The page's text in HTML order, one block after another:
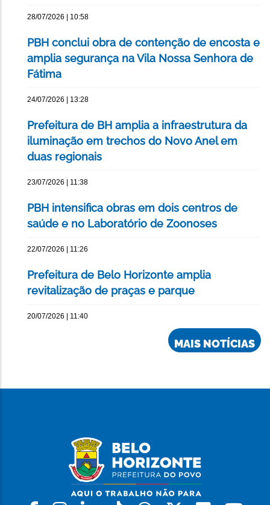
28/07/2026 | 10:58
PBH conclui obra de contenção de encosta e
amplia segurança na Vila Nossa Senhora de
Fátima
24/07/2026 | 13:28
Prefeitura de BH amplia a infraestrutura da
iluminação em trechos do Novo Anel em
duas regionais
23/07/2026 | 11:38
PBH intensifica obras em dois centros de
saúde e no Laboratório de Zoonoses
22/07/2026 | 11:26
Prefeitura de Belo Horizonte amplia
revitalização de praças e parque
20/07/2026 | 11:40
MAIS NOTÍCIAS